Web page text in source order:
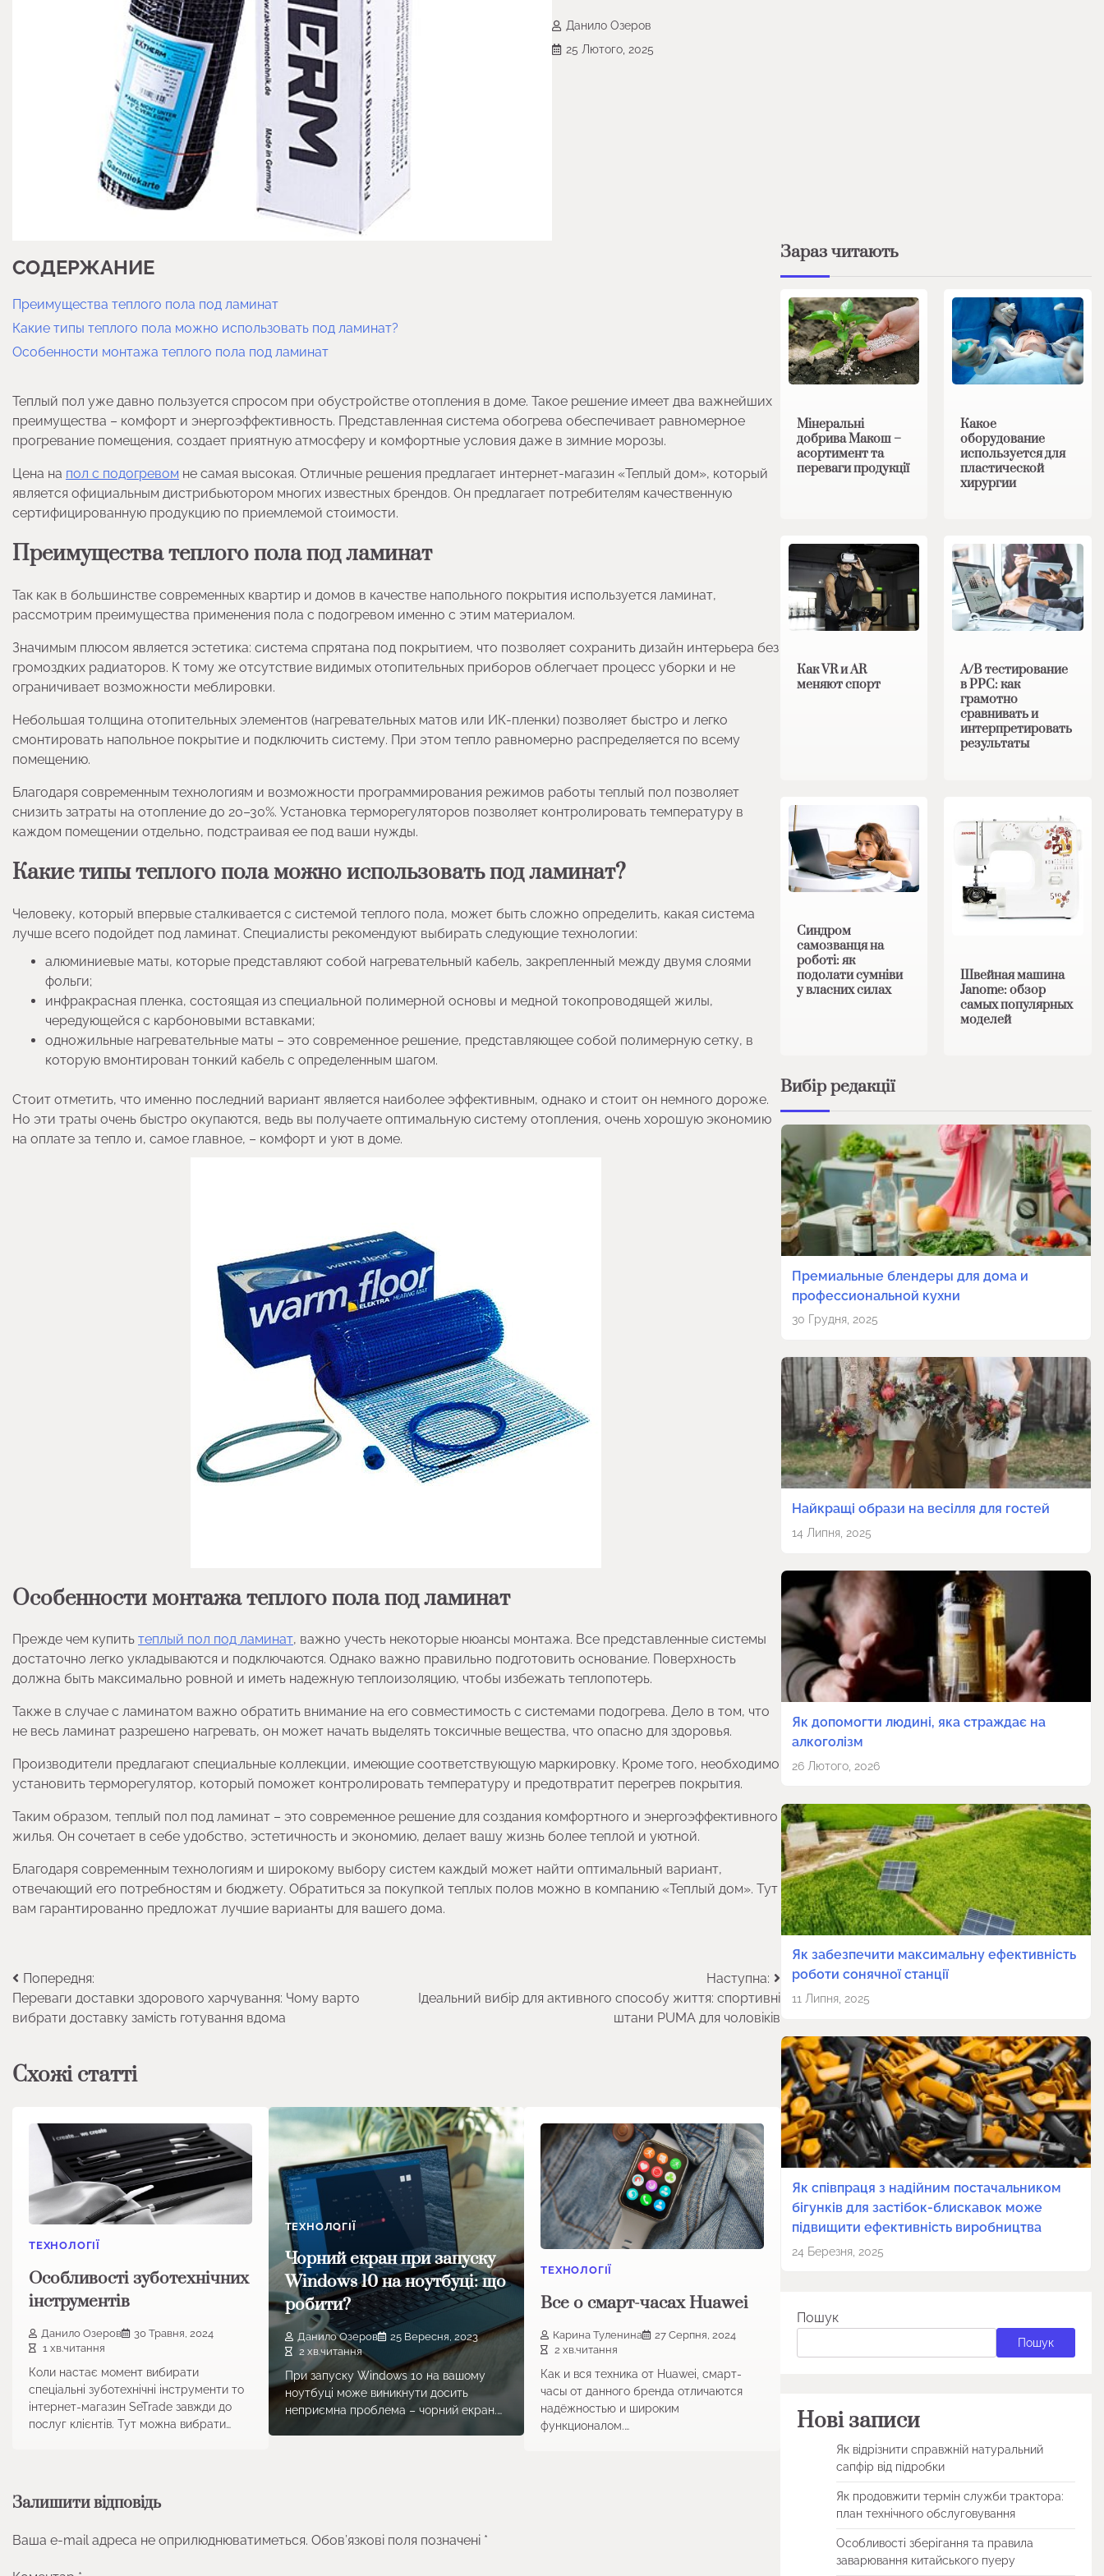
Данило Озеров
25 Лютого, 2025
СОДЕРЖАНИЕ
Преимущества теплого пола под ламинат
Какие типы теплого пола можно использовать под ламинат?
Особенности монтажа теплого пола под ламинат
Теплый пол уже давно пользуется спросом при обустройстве отопления в доме. Такое решение имеет два важнейших
преимущества – комфорт и энергоэффективность. Представленная система обогрева обеспечивает равномерное
прогревание помещения, создает приятную атмосферу и комфортные условия даже в зимние морозы.
Цена на пол с подогревом не самая высокая. Отличные решения предлагает интернет-магазин «Теплый дом», который
является официальным дистрибьютором многих известных брендов. Он предлагает потребителям качественную
сертифицированную продукцию по приемлемой стоимости.
Преимущества теплого пола под ламинат
Так как в большинстве современных квартир и домов в качестве напольного покрытия используется ламинат,
рассмотрим преимущества применения пола с подогревом именно с этим материалом.
Значимым плюсом является эстетика: система спрятана под покрытием, что позволяет сохранить дизайн интерьера без
громоздких радиаторов. К тому же отсутствие видимых отопительных приборов облегчает процесс уборки и не
ограничивает возможности меблировки.
Небольшая толщина отопительных элементов (нагревательных матов или ИК-пленки) позволяет быстро и легко
смонтировать напольное покрытие и подключить систему. При этом тепло равномерно распределяется по всему
помещению.
Благодаря современным технологиям и возможности программирования режимов работы теплый пол позволяет
снизить затраты на отопление до 20–30%. Установка терморегуляторов позволяет контролировать температуру в
каждом помещении отдельно, подстраивая ее под ваши нужды.
Какие типы теплого пола можно использовать под ламинат?
Человеку, который впервые сталкивается с системой теплого пола, может быть сложно определить, какая система
лучше всего подойдет под ламинат. Специалисты рекомендуют выбирать следующие технологии:
алюминиевые маты, которые представляют собой нагревательный кабель, закрепленный между двумя слоями
фольги;
инфракрасная пленка, состоящая из специальной полимерной основы и медной токопроводящей жилы,
чередующейся с карбоновыми вставками;
одножильные нагревательные маты – это современное решение, представляющее собой полимерную сетку, в
которую вмонтирован тонкий кабель с определенным шагом.
Стоит отметить, что именно последний вариант является наиболее эффективным, однако и стоит он немного дороже.
Но эти траты очень быстро окупаются, ведь вы получаете оптимальную систему отопления, очень хорошую экономию
на оплате за тепло и, самое главное, – комфорт и уют в доме.
Особенности монтажа теплого пола под ламинат
Прежде чем купить теплый пол под ламинат, важно учесть некоторые нюансы монтажа. Все представленные системы
достаточно легко укладываются и подключаются. Однако важно правильно подготовить основание. Поверхность
должна быть максимально ровной и иметь надежную теплоизоляцию, чтобы избежать теплопотерь.
Также в случае с ламинатом важно обратить внимание на его совместимость с системами подогрева. Дело в том, что
не весь ламинат разрешено нагревать, он может начать выделять токсичные вещества, что опасно для здоровья.
Производители предлагают специальные коллекции, имеющие соответствующую маркировку. Кроме того, необходимо
установить терморегулятор, который поможет контролировать температуру и предотвратит перегрев покрытия.
Таким образом, теплый пол под ламинат – это современное решение для создания комфортного и энергоэффективного
жилья. Он сочетает в себе удобство, эстетичность и экономию, делает вашу жизнь более теплой и уютной.
Благодаря современным технологиям и широкому выбору систем каждый может найти оптимальный вариант,
отвечающий его потребностям и бюджету. Обратиться за покупкой теплых полов можно в компанию «Теплый дом». Тут
вам гарантированно предложат лучшие варианты для вашего дома.
Навігація
записів
Попередня:
Переваги доставки здорового харчування: Чому варто
вибрати доставку замість готування вдома
Наступна:
Ідеальний вибір для активного способу життя: спортивні
штани PUMA для чоловіків
Схожі статті
ТЕХНОЛОГІЇ
Особливості зуботехнічних
інструментів
Данило Озеров
30 Травня, 2024
1 хв.читання
Коли настає момент вибирати
спеціальні зуботехнічні інструменти то
інтернет-магазин SeTrade завжди до
послуг клієнтів. Тут можна вибрати…
ТЕХНОЛОГІЇ
Чорний екран при запуску
Windows 10 на ноутбуці: що
робити?
Данило Озеров
25 Вересня, 2023
2 хв.читання
При запуску Windows 10 на вашому
ноутбуці може виникнути досить
неприємна проблема – чорний екран.…
ТЕХНОЛОГІЇ
Все о смарт-часах Huawei
Карина Туленина
27 Серпня, 2024
2 хв.читання
Как и вся техника от Huawei, смарт-
часы от данного бренда отличаются
надёжностью и широким
функционалом.…
Залишити відповідь
Ваша e-mail адреса не оприлюднюватиметься. Обов’язкові поля позначені *
Зараз читають
Мінеральні
добрива Макош –
асортимент та
переваги продукції
Какое
оборудование
используется для
пластической
хирургии
Как VR и AR
меняют спорт
A/B тестирование
в PPC: как
грамотно
сравнивать и
интерпретировать
результаты
Синдром
самозванця на
роботі: як
подолати сумніви
у власних силах
Швейная машина
Janome: обзор
самых популярных
моделей
Вибір редакції
Премиальные блендеры для дома и
профессиональной кухни
30 Грудня, 2025
Найкращі образи на весілля для гостей
14 Липня, 2025
Як допомогти людині, яка страждає на
алкоголізм
26 Лютого, 2026
Як забезпечити максимальну ефективність
роботи сонячної станції
11 Липня, 2025
Як співпраця з надійним постачальником
бігунків для застібок-блискавок може
підвищити ефективність виробництва
24 Березня, 2025
Пошук
Пошук
Нові записи
Як відрізнити справжній натуральний
сапфір від підробки
Як продовжити термін служби трактора:
план технічного обслуговування
Особливості зберігання та правила
заварювання китайського пуеру